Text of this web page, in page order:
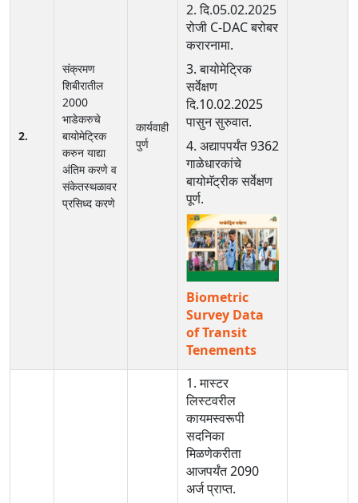
2.
संक्रमण
शिबीरातील
2000
भाडेकरुचे
बायोमेट्रिक
करुन याद्या
अंतिम करणे व
संकेतस्थळावर
प्रसिध्द करणे
कार्यवाही
पुर्ण
2. दि.05.02.2025
रोजी C-DAC बरोबर
करारनामा.
3. बायोमेट्रिक
सर्वेक्षण
दि.10.02.2025
पासुन सुरुवात.
4. अद्यापपर्यंत 9362
गाळेधारकांचे
बायोमॅट्रीक सर्वेक्षण
पूर्ण.
Biometric
Survey Data
of Transit
Tenements
1. मास्टर
लिस्टवरील
कायमस्वरूपी
सदनिका
मिळणेकरीता
आजपर्यंत 2090
अर्ज प्राप्त.